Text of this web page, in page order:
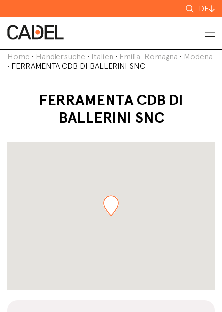
Suchen
nach
DE
Home • Handlersuche • Italien • Emilia-Romagna • Modena
• FERRAMENTA CDB DI BALLERINI SNC
FERRAMENTA CDB DI
BALLERINI SNC